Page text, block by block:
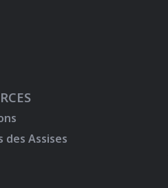
des Assises